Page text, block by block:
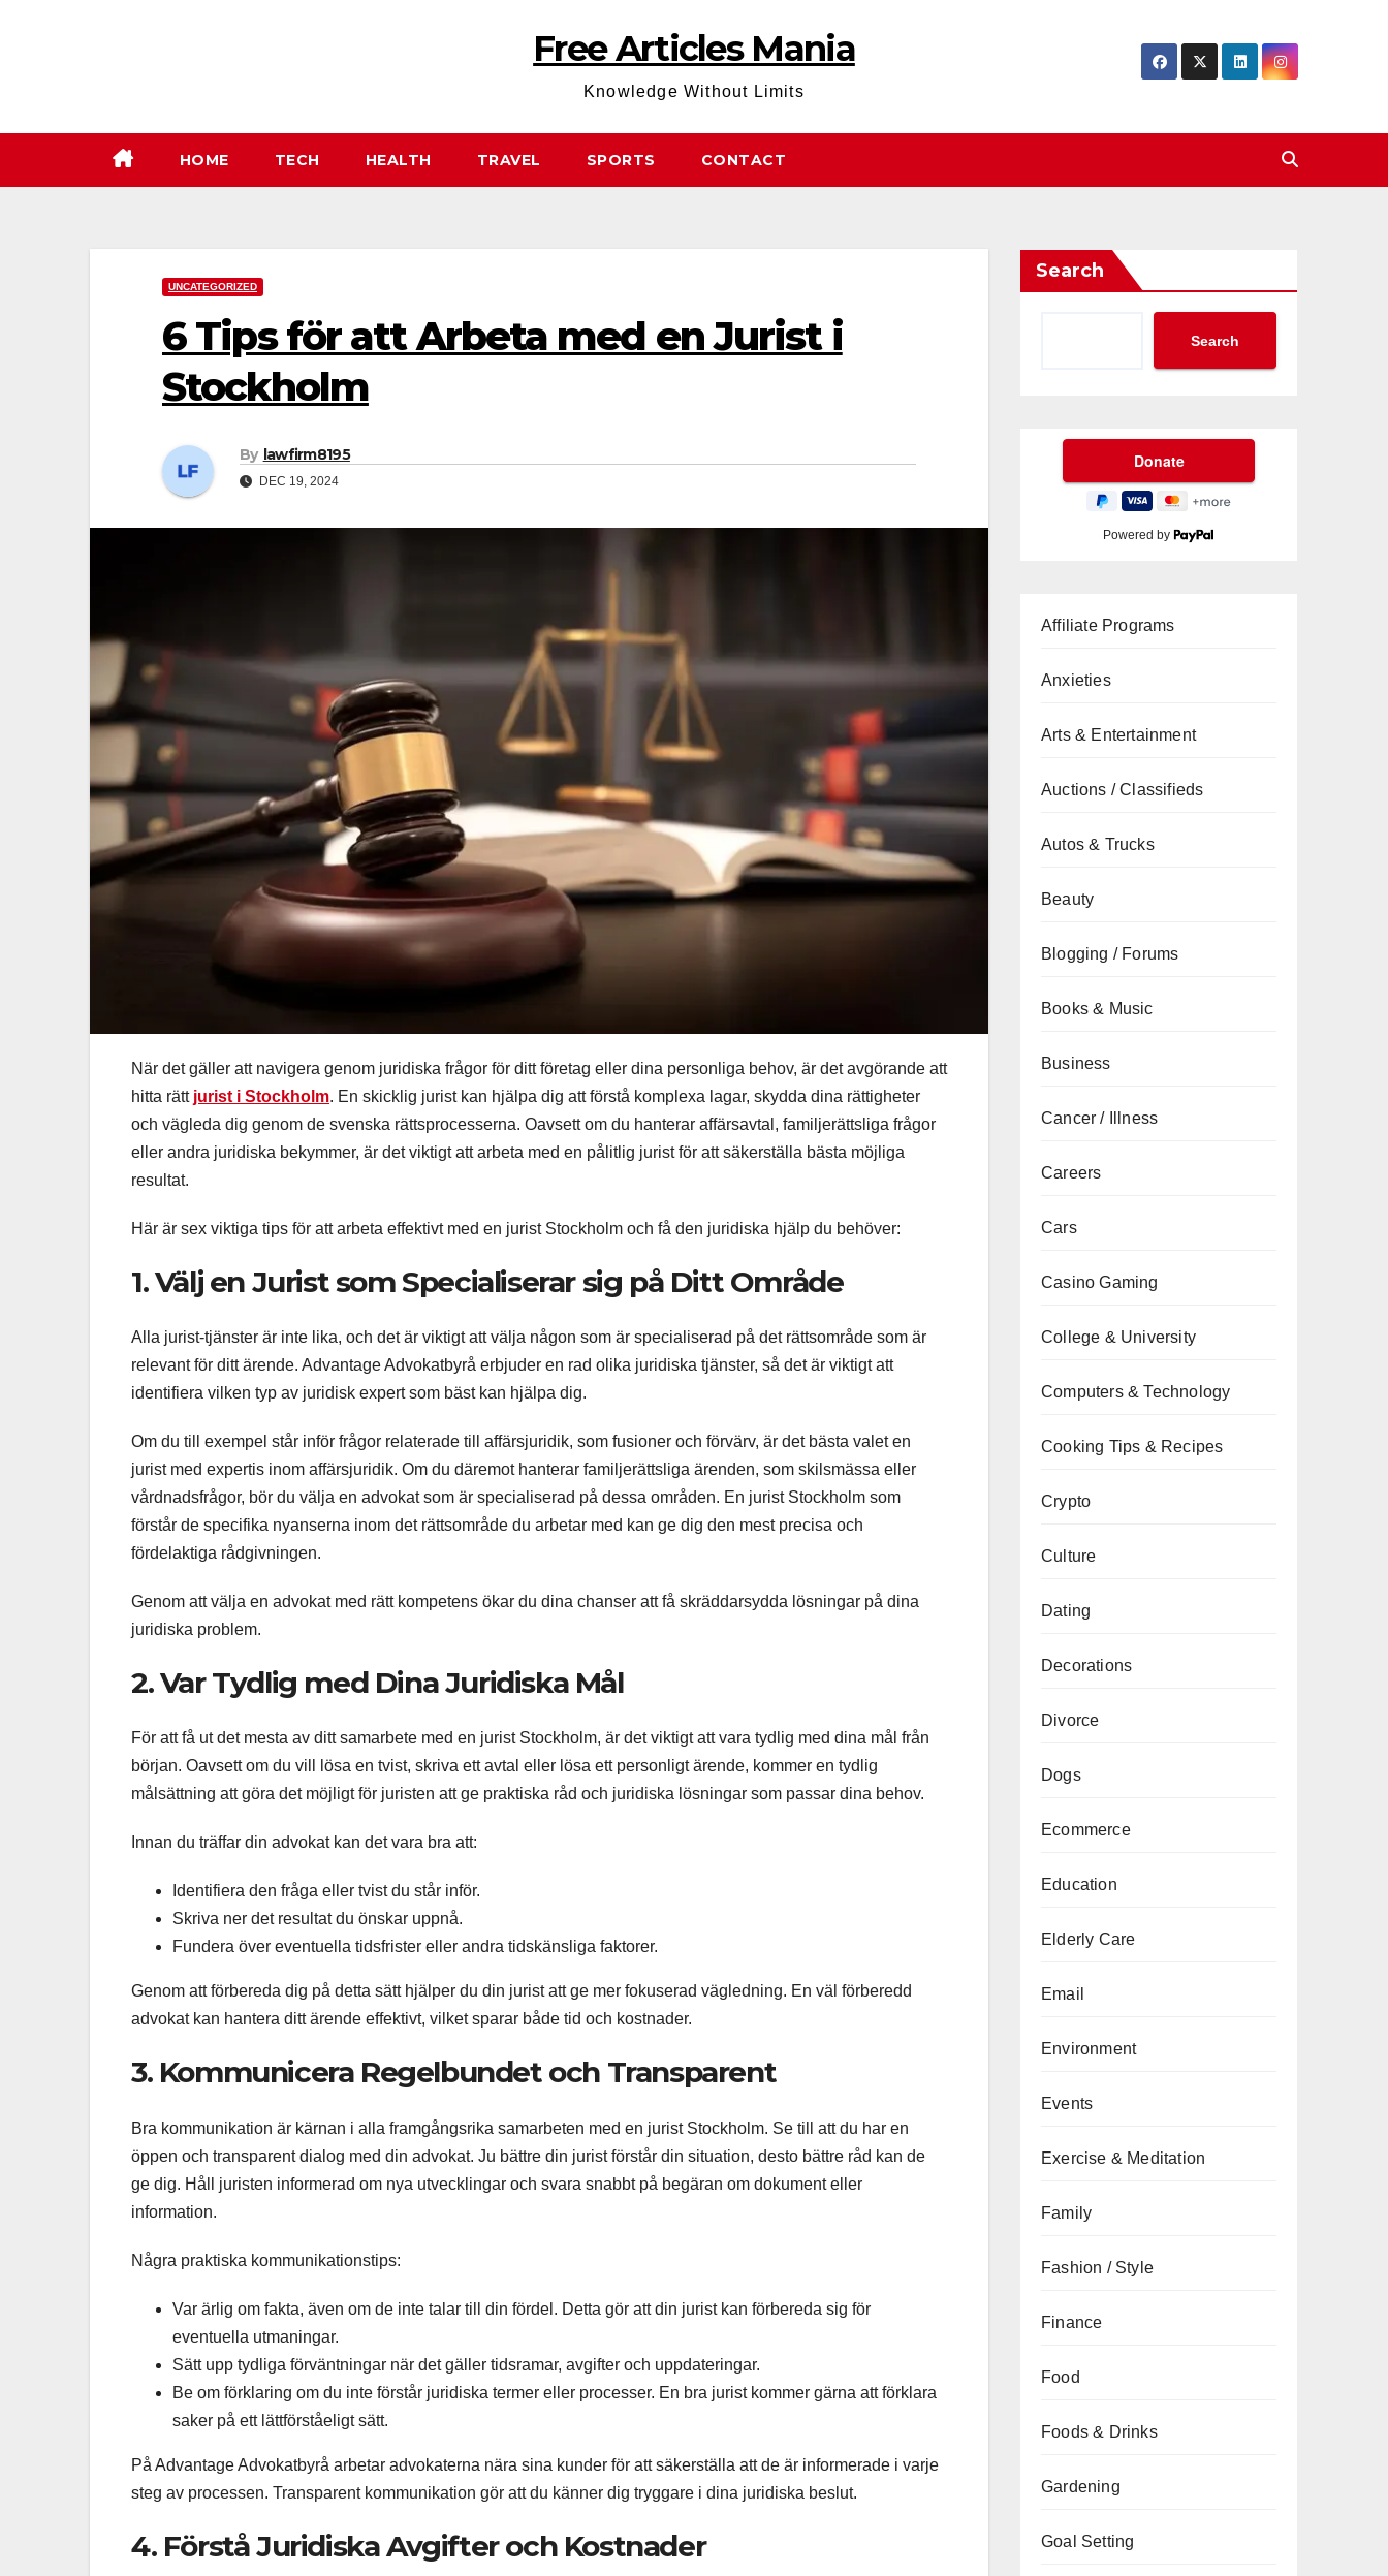
Free Articles Mania
Knowledge Without Limits
HOME TECH HEALTH TRAVEL SPORTS CONTACT
UNCATEGORIZED
6 Tips för att Arbeta med en Jurist i
Stockholm
By lawfirm8195
DEC 19, 2024
När det gäller att navigera genom juridiska frågor för ditt företag eller dina personliga behov, är det avgörande att
hitta rätt jurist i Stockholm. En skicklig jurist kan hjälpa dig att förstå komplexa lagar, skydda dina rättigheter
och vägleda dig genom de svenska rättsprocesserna. Oavsett om du hanterar affärsavtal, familjerättsliga frågor
eller andra juridiska bekymmer, är det viktigt att arbeta med en pålitlig jurist för att säkerställa bästa möjliga
resultat.
Här är sex viktiga tips för att arbeta effektivt med en jurist Stockholm och få den juridiska hjälp du behöver:
1. Välj en Jurist som Specialiserar sig på Ditt Område
Alla jurist-tjänster är inte lika, och det är viktigt att välja någon som är specialiserad på det rättsområde som är
relevant för ditt ärende. Advantage Advokatbyrå erbjuder en rad olika juridiska tjänster, så det är viktigt att
identifiera vilken typ av juridisk expert som bäst kan hjälpa dig.
Om du till exempel står inför frågor relaterade till affärsjuridik, som fusioner och förvärv, är det bästa valet en
jurist med expertis inom affärsjuridik. Om du däremot hanterar familjerättsliga ärenden, som skilsmässa eller
vårdnadsfrågor, bör du välja en advokat som är specialiserad på dessa områden. En jurist Stockholm som
förstår de specifika nyanserna inom det rättsområde du arbetar med kan ge dig den mest precisa och
fördelaktiga rådgivningen.
Genom att välja en advokat med rätt kompetens ökar du dina chanser att få skräddarsydda lösningar på dina
juridiska problem.
2. Var Tydlig med Dina Juridiska Mål
För att få ut det mesta av ditt samarbete med en jurist Stockholm, är det viktigt att vara tydlig med dina mål från
början. Oavsett om du vill lösa en tvist, skriva ett avtal eller lösa ett personligt ärende, kommer en tydlig
målsättning att göra det möjligt för juristen att ge praktiska råd och juridiska lösningar som passar dina behov.
Innan du träffar din advokat kan det vara bra att:
Identifiera den fråga eller tvist du står inför.
Skriva ner det resultat du önskar uppnå.
Fundera över eventuella tidsfrister eller andra tidskänsliga faktorer.
Genom att förbereda dig på detta sätt hjälper du din jurist att ge mer fokuserad vägledning. En väl förberedd
advokat kan hantera ditt ärende effektivt, vilket sparar både tid och kostnader.
3. Kommunicera Regelbundet och Transparent
Bra kommunikation är kärnan i alla framgångsrika samarbeten med en jurist Stockholm. Se till att du har en
öppen och transparent dialog med din advokat. Ju bättre din jurist förstår din situation, desto bättre råd kan de
ge dig. Håll juristen informerad om nya utvecklingar och svara snabbt på begäran om dokument eller
information.
Några praktiska kommunikationstips:
Var ärlig om fakta, även om de inte talar till din fördel. Detta gör att din jurist kan förbereda sig för
eventuella utmaningar.
Sätt upp tydliga förväntningar när det gäller tidsramar, avgifter och uppdateringar.
Be om förklaring om du inte förstår juridiska termer eller processer. En bra jurist kommer gärna att förklara
saker på ett lättförståeligt sätt.
På Advantage Advokatbyrå arbetar advokaterna nära sina kunder för att säkerställa att de är informerade i varje
steg av processen. Transparent kommunikation gör att du känner dig tryggare i dina juridiska beslut.
4. Förstå Juridiska Avgifter och Kostnader
Search
Search
Powered by
Affiliate Programs
Anxieties
Arts & Entertainment
Auctions / Classifieds
Autos & Trucks
Beauty
Blogging / Forums
Books & Music
Business
Cancer / Illness
Careers
Cars
Casino Gaming
College & University
Computers & Technology
Cooking Tips & Recipes
Crypto
Culture
Dating
Decorations
Divorce
Dogs
Ecommerce
Education
Elderly Care
Email
Environment
Events
Exercise & Meditation
Family
Fashion / Style
Finance
Food
Foods & Drinks
Gardening
Goal Setting